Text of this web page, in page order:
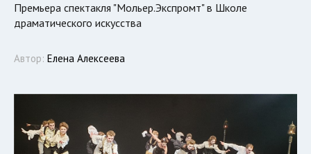
Премьера спектакля "Мольер.Экспромт" в Школе
драматического искусства
Автор: Елена Алексеева